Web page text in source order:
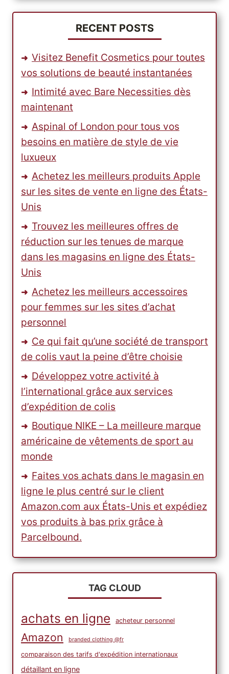
MONDE
?
RECENT POSTS
Visitez Benefit Cosmetics pour toutes
vos solutions de beauté instantanées
Intimité avec Bare Necessities dès
maintenant
Aspinal of London pour tous vos
besoins en matière de style de vie
luxueux
Achetez les meilleurs produits Apple
sur les sites de vente en ligne des États-
Unis
Trouvez les meilleures offres de
réduction sur les tenues de marque
dans les magasins en ligne des États-
Unis
Achetez les meilleurs accessoires
pour femmes sur les sites d’achat
personnel
Ce qui fait qu’une société de transport
de colis vaut la peine d’être choisie
Développez votre activité à
l’international grâce aux services
d’expédition de colis
Boutique NIKE – La meilleure marque
américaine de vêtements de sport au
monde
Faites vos achats dans le magasin en
ligne le plus centré sur le client
Amazon.com aux États-Unis et expédiez
vos produits à bas prix grâce à
Parcelbound.
TAG CLOUD
achats en ligne acheteur personnel
Amazon branded clothing @fr
comparaison des tarifs d'expédition internationaux
détaillant en ligne